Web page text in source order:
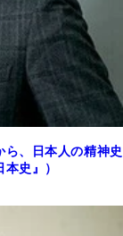
ら、日本人の精神史
史』）